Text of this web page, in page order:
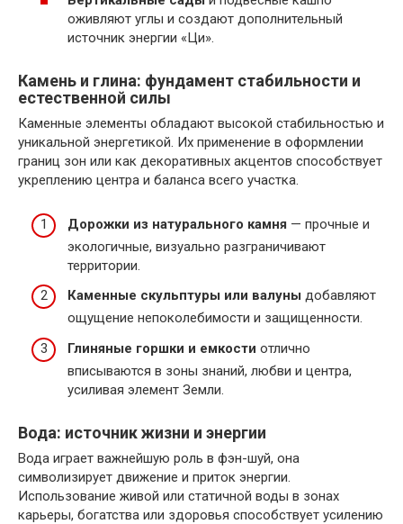
оживляют углы и создают дополнительный
источник энергии «Ци».
Камень и глина: фундамент стабильности и
естественной силы
Каменные элементы обладают высокой стабильностью и
уникальной энергетикой. Их применение в оформлении
границ зон или как декоративных акцентов способствует
укреплению центра и баланса всего участка.
Дорожки из натурального камня — прочные и
экологичные, визуально разграничивают
территории.
Каменные скульптуры или валуны добавляют
ощущение непоколебимости и защищенности.
Глиняные горшки и емкости отлично
вписываются в зоны знаний, любви и центра,
усиливая элемент Земли.
Вода: источник жизни и энергии
Вода играет важнейшую роль в фэн-шуй, она
символизирует движение и приток энергии.
Использование живой или статичной воды в зонах
карьеры, богатства или здоровья способствует усилению